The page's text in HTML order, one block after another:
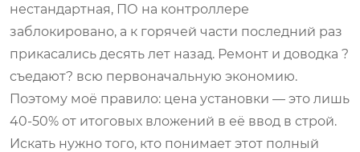
нестандартная, ПО на контроллере
заблокировано, а к горячей части последний раз
прикасались десять лет назад. Ремонт и доводка ?
съедают? всю первоначальную экономию.
Поэтому моё правило: цена установки — это лишь
40-50% от итоговых вложений в её ввод в строй.
Искать нужно того, кто понимает этот полный